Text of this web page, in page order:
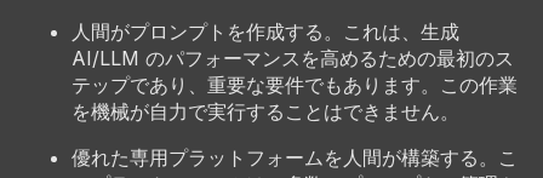
人間がプロンプトを作成する。これは、生成
AI/LLM のパフォーマンスを高めるための最初のス
テップであり、重要な要件でもあります。この作業
を機械が自力で実行することはできません。
優れた専用プラットフォームを人間が構築する。こ